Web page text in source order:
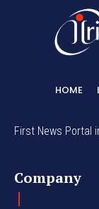
HOME
First News Portal
Company